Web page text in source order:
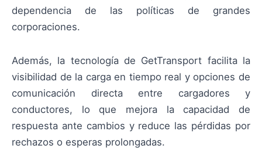
dependencia de las políticas de grandes
corporaciones.
Además, la tecnología de GetTransport facilita la
visibilidad de la carga en tiempo real y opciones de
comunicación directa entre cargadores y
conductores, lo que mejora la capacidad de
respuesta ante cambios y reduce las pérdidas por
rechazos o esperas prolongadas.